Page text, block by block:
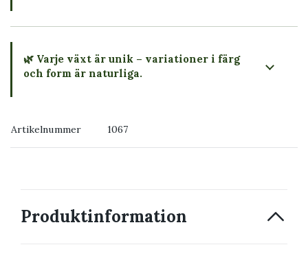
🌿 Varje växt är unik – variationer i färg
och form är naturliga.
Artikelnummer 1067
Produktinformation